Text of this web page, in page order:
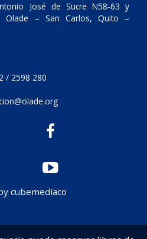
José de Sucre N58-63 y
Olade – San Carlos, Quito –
/ 2598 280
cubemediaco